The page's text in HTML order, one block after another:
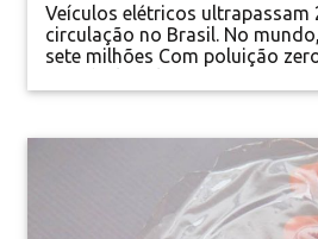
Veículos elétricos ultrapassam
circulação no Brasil. No
sete milhões Com poluição
tecnológica para reduzir os
mundo. Esses impactos vão
gases de efeito estufa -